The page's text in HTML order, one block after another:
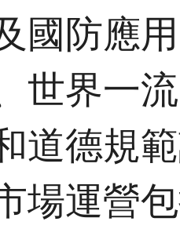
國防應
世界一
道德規
場運營